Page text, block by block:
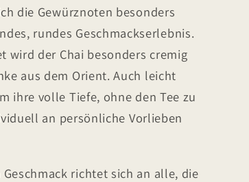
die Gewürznoten besonders
rundes Geschmackserlebnis.
wird der Chai besonders cremig
aus dem Orient. Auch leicht
ihre volle Tiefe, ohne den Tee zu
an persönliche Vorlieben
richtet sich an alle, die